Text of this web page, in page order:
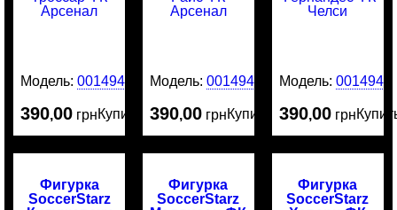
Модель:0014945
390,00 грнКупить
Модель:0014944
390,00 грнКупить
Модель: 0014943
390,00 грн
Фигурка
SoccerStarz
Фигурка
SoccerStarz
Фигурка
SoccerStarz